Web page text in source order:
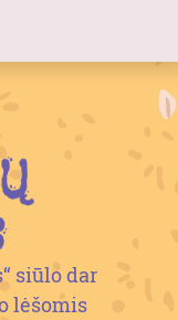
siūlo dar
lėšomis